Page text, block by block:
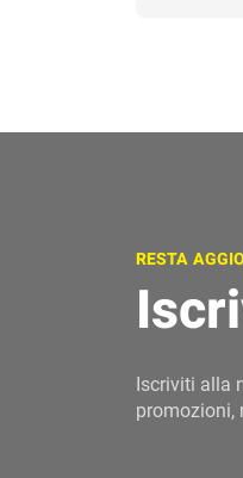
RESTA
Iscriviti alla
promozioni,